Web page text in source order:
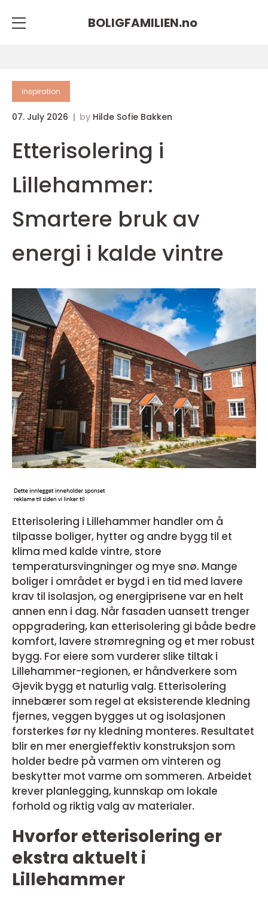
BOLIGFAMILIEN.no
inspiration
07. July 2026 by Hilde Sofie Bakken
Etterisolering i
Lillehammer:
Smartere bruk av
energi i kalde vintre
Etterisolering i Lillehammer handler om å
tilpasse boliger, hytter og andre bygg til et
klima med kalde vintre, store
temperatursvingninger og mye snø. Mange
boliger i området er bygd i en tid med lavere
krav til isolasjon, og energiprisene var en helt
annen enn i dag. Når fasaden uansett trenger
oppgradering, kan etterisolering gi både bedre
komfort, lavere strømregning og et mer robust
bygg. For eiere som vurderer slike tiltak i
Lillehammer-regionen, er håndverkere som
Gjevik bygg et naturlig valg. Etterisolering
innebærer som regel at eksisterende kledning
fjernes, veggen bygges ut og isolasjonen
forsterkes før ny kledning monteres. Resultatet
blir en mer energieffektiv konstruksjon som
holder bedre på varmen om vinteren og
beskytter mot varme om sommeren. Arbeidet
krever planlegging, kunnskap om lokale
forhold og riktig valg av materialer.
Hvorfor etterisolering er
ekstra aktuelt i
Lillehammer